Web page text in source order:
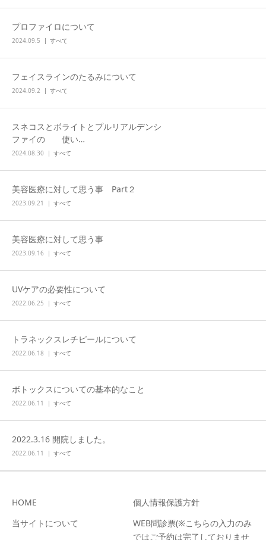
プロファイロについて
2024.09.5 すべて
フェイスラインのたるみについて
2024.09.2 すべて
スネコスとボライトとプルリアルデンシ
ファイの 使い…
2024.08.30 すべて
美容医療に対して思う事 Part２
2023.09.21 すべて
美容医療に対して思う事
2023.09.16 すべて
UVケアの必要性について
2022.06.25 すべて
トラネックスレチピールについて
2022.06.18 すべて
ボトックスについての基本的なこと
2022.06.11 すべて
2022.3.16 開院しました。
2022.06.11 すべて
HOME
個人情報保護方針
当サイトについて
WEB問診票(※こちらの入力のみ
ではご予約は完了しておりませ
ONLINE SHOP